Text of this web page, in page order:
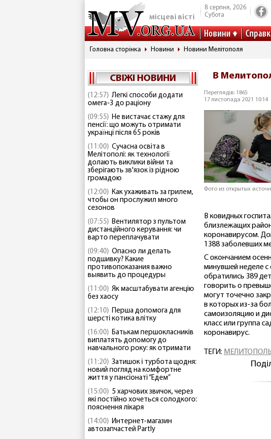
місцеві вісті
8 серпня, 2026
Субота
Новини
Головна сторінка Новини Новини Мелітополя
СВІЖІ НОВИНИ
(12:57) Легкі способи додати
омега-3 до раціону
(09:55) Не вистачає стажу для
пенсії: що можуть отримати
українці після 65 років
(11:00) Сучасна освіта в
Мелітополі: як технології
долають виклики війни та
зберігають зв'язок із рідною
громадою
(12:00) Как ухаживать за грилем,
чтобы он прослужил много
сезонов
(07:55) Вентилятор з пультом
дистанційного керування: чи
варто переплачувати
(09:40) Опасно ли делать
подшивку? Какие
противопоказания важно
выявить до процедуры
(11:00) Як масштабувати агенцію
без хаосу
(12:10) Перша допомога для
шерсті котика влітку
(16:00) Батькам першокласників
виплатять допомогу до
навчального року: як отримати
(11:20) Затишок і турбота щодня:
новий погляд на комфортне
життя у пансіонаті “Едем”
(15:00) 5 харчових звичок, через
які постійно хочеться солодкого:
пояснення лікаря
(14:00) Интернет-магазин
автозапчастей Partly
В
Переглядів: 1865
17 листопада 2021 10:14
Фото из открытых
В ковидных
близлежащих
коронавирусом.
1388 заболевших
С окончанием
минувшей неделе
обратились 389
говорить о
могут точечно
в которых из-за
самоизоляцию и
класс или группа
коронавирус.
ТЕГИ: МЕЛИТОПОЛЬ